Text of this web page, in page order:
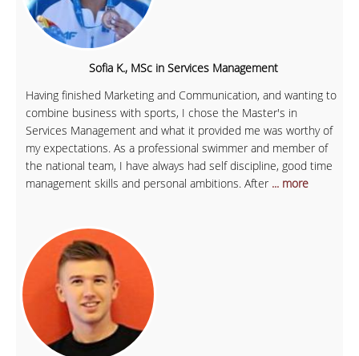
Sofia K., MSc in Services Management
Having finished Marketing and Communication, and wanting to
combine business with sports, I chose the Master's in
Services Management and what it provided me was worthy of
my expectations. As a professional swimmer and member of
the national team, I have always had self discipline, good time
management skills and personal ambitions. After ... more